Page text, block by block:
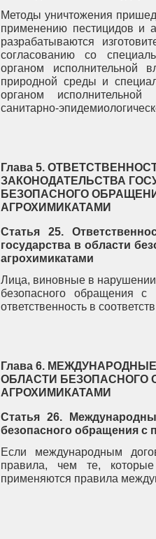
Методы уничтожения
применению пестицидов и
разрабатываются
согласованию со
органом исполнительной
природной среды и
органом исполнительной
санитарно-
Глава 5.
ЗАКОНОДАТЕЛЬСТВА
БЕЗОПАСНОГО
АГРОХИМИКАТАМИ
Статья 25.
государства в области
агрохимикатами
Лица, виновные в нарушении
безопасного обращения с
ответственность в
Глава 6.
ОБЛАСТИ БЕЗОПАСНОГО
АГРОХИМИКАТАМИ
Статья 26.
безопасного обращения с
Если международным
правила, чем те,
применяются правила